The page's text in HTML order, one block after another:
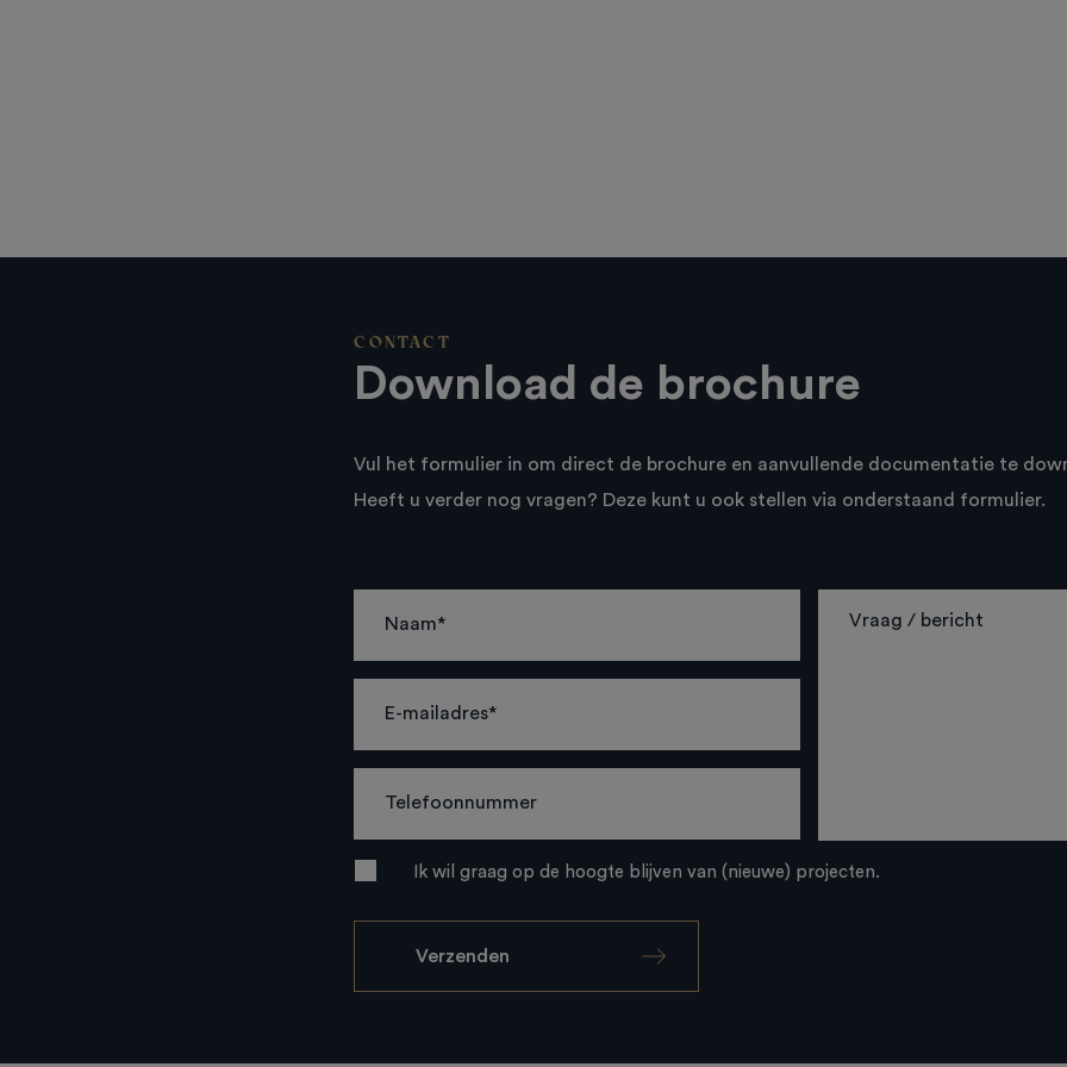
CONTACT
Download de brochure
Vul het formulier in om direct de brochure en aanvullende documentatie te
Heeft u verder nog vragen? Deze kunt u ook stellen via onderstaand formulier.
Ik wil graag op de hoogte blijven van (nieuwe) projecten.